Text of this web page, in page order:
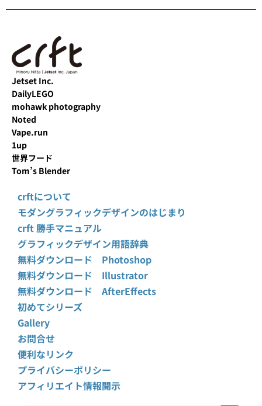
Jetset Inc.
DailyLEGO
mohawk photography
Noted
Vape.run
1up
世界フード
Tom’s Blender
crftについて
モダングラフィックデザインのはじまり
crft 勝手マニュアル
グラフィックデザイン用語辞典
無料ダウンロード Photoshop
無料ダウンロード Illustrator
無料ダウンロード AfterEffects
初めてシリーズ
Gallery
お問合せ
便利なリンク
プライバシーポリシー
アフィリエイト情報開示